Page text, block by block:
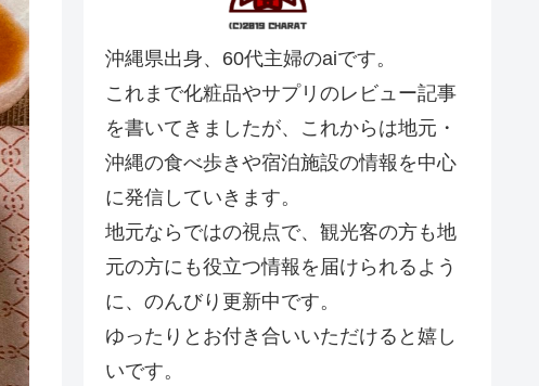
沖縄県出身、60代主婦のaiです。
これまで化粧品やサプリのレビュー記事
を書いてきましたが、これからは地元・
沖縄の食べ歩きや宿泊施設の情報を中心
に発信していきます。
地元ならではの視点で、観光客の方も地
元の方にも役立つ情報を届けられるよう
に、のんびり更新中です。
ゆったりとお付き合いいただけると嬉し
いです。